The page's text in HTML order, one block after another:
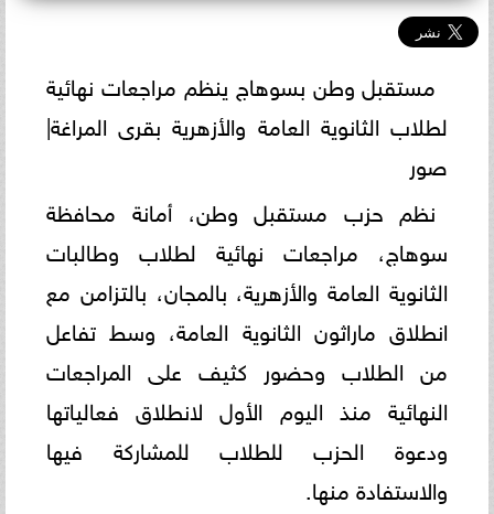
مستقبل وطن بسوهاج ينظم مراجعات نهائية
لطلاب الثانوية العامة والأزهرية بقرى المراغة|
صور
نظم حزب مستقبل وطن، أمانة محافظة
سوهاج، مراجعات نهائية لطلاب وطالبات
الثانوية العامة والأزهرية، بالمجان، بالتزامن مع
انطلاق ماراثون الثانوية العامة، وسط تفاعل
من الطلاب وحضور كثيف على المراجعات
النهائية منذ اليوم الأول لانطلاق فعالياتها
ودعوة الحزب للطلاب للمشاركة فيها
والاستفادة منها.